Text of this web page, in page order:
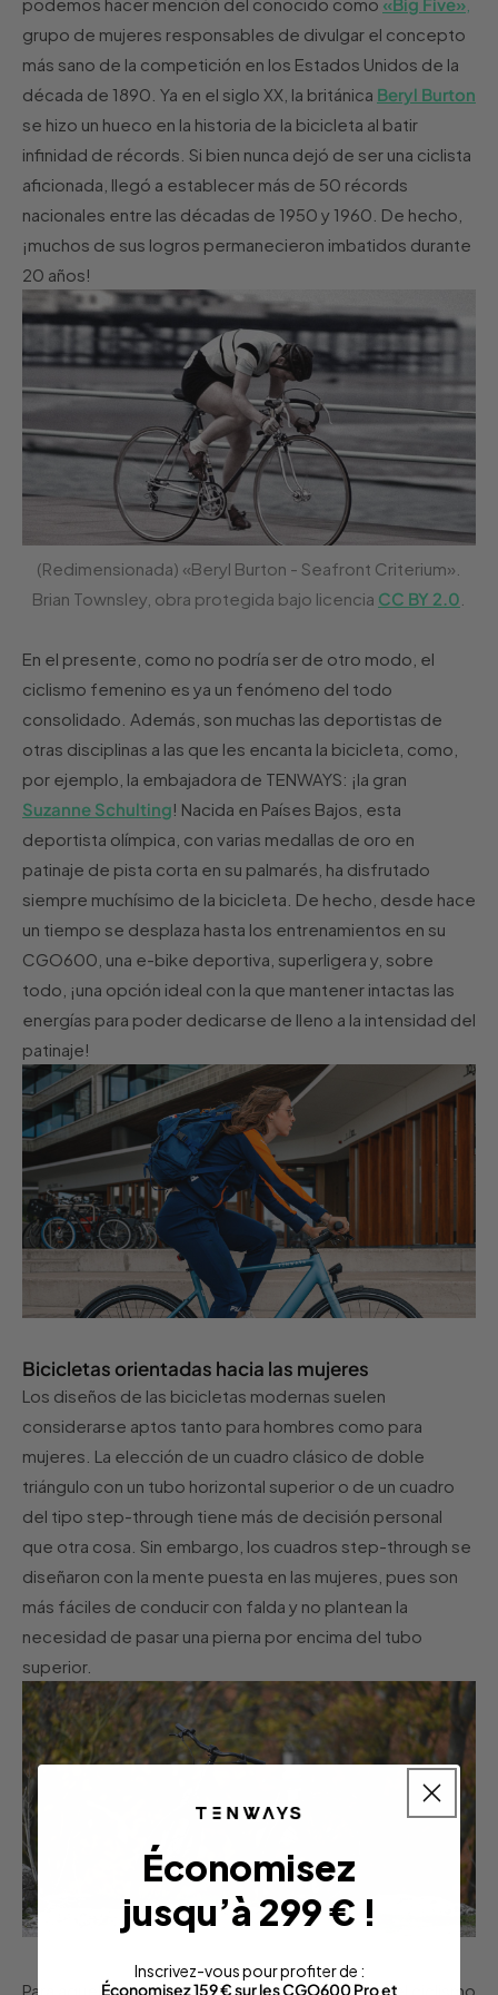
podemos hacer mención del conocido como «Big Five»
grupo de mujeres responsables de divulgar el concepto
más sano de la competición en los Estados Unidos de la
década de 1890. Ya en el siglo XX, la británica Beryl Burton
se hizo un hueco en la historia de la bicicleta al batir
infinidad de récords. Si bien nunca dejó de ser una ciclista
aficionada, llegó a establecer más de 50 récords
nacionales entre las décadas de 1950 y 1960. De hecho,
¡muchos de sus logros permanecieron imbatidos durante
20 años!
(Redimensionada) «Beryl Burton - Seafront Criterium».
Brian Townsley, obra protegida bajo licencia CC BY 2.0
En el presente, como no podría ser de otro modo, el
ciclismo femenino es ya un fenómeno del todo
consolidado. Además, son muchas las deportistas de
otras disciplinas a las que les encanta la bicicleta, como,
por ejemplo, la embajadora de TENWAYS: ¡la gran
Suzanne Schulting! Nacida en Países Bajos, esta
deportista olímpica, con varias medallas de oro en
patinaje de pista corta en su palmarés, ha disfrutado
siempre muchísimo de la bicicleta. De hecho, desde hace
un tiempo se desplaza hasta los entrenamientos en su
CGO600, una e-bike deportiva, superligera y, sobre
todo, ¡una opción ideal con la que mantener intactas las
energías para poder dedicarse de lleno a la intensidad del
patinaje!
Bicicletas orientadas hacia las mujeres
Los diseños de las bicicletas modernas suelen
considerarse aptos tanto para hombres como para
mujeres. La elección de un cuadro clásico de doble
triángulo con un tubo horizontal superior o de un cuadro
del tipo step-through tiene más de decisión personal
que otra cosa. Sin embargo, los cuadros step-through se
diseñaron con la mente puesta en las mujeres, pues son
más fáciles de conducir con falda y no plantean la
necesidad de pasar una pierna por encima del tubo
superior.
Para aquellas mujeres que se están iniciando en el ciclismo
Économisez
jusqu’à 299 € !
Inscrivez-vous pour profiter de :
Économisez 159 € sur les CGO600 Pro et